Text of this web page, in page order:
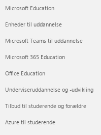
Microsoft Education
Enheder til uddannelse
Microsoft Teams til uddannelse
Microsoft 365 Education
Office Education
Underviseruddannelse og -udvikling
Tilbud til studerende og forældre
Azure til studerende